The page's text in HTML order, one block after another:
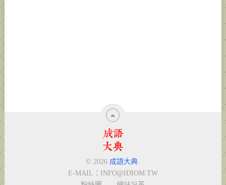
© 2026 成語大典.
E-MAIL： INFO@IDIOM.TW